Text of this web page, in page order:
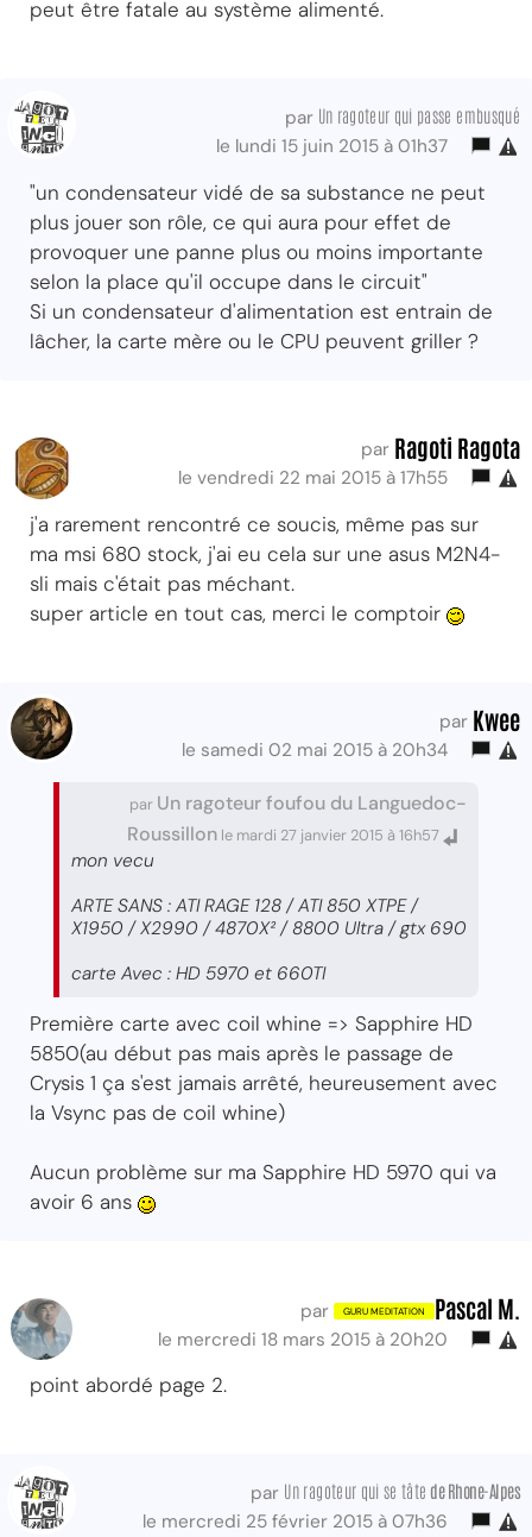
peut être fatale au système alimenté.
par Un ragoteur qui passe embusqué
le lundi 15 juin 2015 à 01h37
"un condensateur vidé de sa substance ne peut
plus jouer son rôle, ce qui aura pour effet de
provoquer une panne plus ou moins importante
selon la place qu'il occupe dans le circuit"
Si un condensateur d'alimentation est entrain de
lâcher, la carte mère ou le CPU peuvent griller ?
par Ragoti Ragota
le vendredi 22 mai 2015 à 17h55
j'a rarement rencontré ce soucis, même pas sur
ma msi 680 stock, j'ai eu cela sur une asus M2N4-
sli mais c'était pas méchant.
super article en tout cas, merci le comptoir
par Kwee
le samedi 02 mai 2015 à 20h34
par Un ragoteur foufou du Languedoc-
Roussillon le mardi 27 janvier 2015 à 16h57
mon vecu
ARTE SANS : ATI RAGE 128 / ATI 850 XTPE /
X1950 / X2990 / 4870X² / 8800 Ultra / gtx 690
carte Avec : HD 5970 et 660TI
Première carte avec coil whine => Sapphire HD
5850(au début pas mais après le passage de
Crysis 1 ça s'est jamais arrêté, heureusement avec
la Vsync pas de coil whine)
Aucun problème sur ma Sapphire HD 5970 qui va
avoir 6 ans
par Pascal M.
le mercredi 18 mars 2015 à 20h20
point abordé page 2.
par Un ragoteur qui se tâte de Rhone-Alpes
le mercredi 25 février 2015 à 07h36